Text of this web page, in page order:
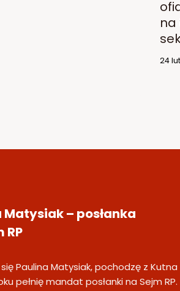
na
24
Matysiak – posłanka
RP
Paulina Matysiak, pochodzę z Kutna
pełnię mandat posłanki na Sejm RP.